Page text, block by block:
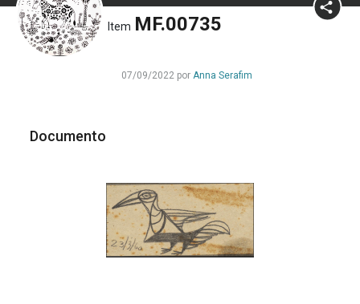
Item MF.00735
07/09/2022 por Anna Serafim
Documento